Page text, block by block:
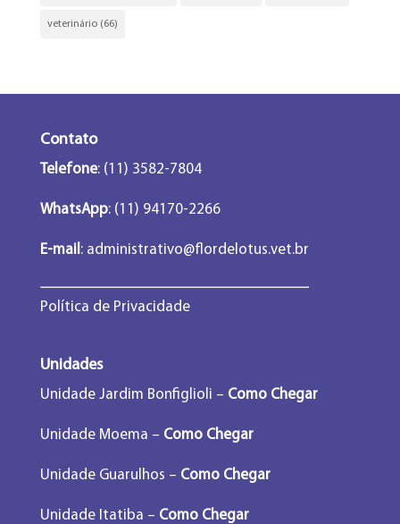
veterinário(66)
Contato
Telefone: (11) 3582-7804
WhatsApp: (11) 94170-2266
E-mail:administrativo@flordelotus.vet.br
Política de Privacidade
Unidades
Unidade Jardim Bonfiglioli – Como Chegar
Unidade Moema – Como Chegar
Unidade Guarulhos – Como Chegar
Unidade Itatiba – Como Chegar